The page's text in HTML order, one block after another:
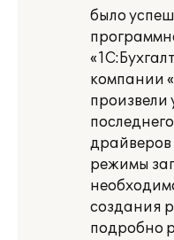
было
компании
произвели
режимы
создания
подробно